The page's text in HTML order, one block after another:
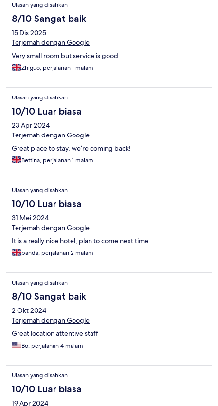
Ulasan yang disahkan
8/10 Sangat baik
15 Dis 2025
Terjemah dengan Google
Very small room but service is good
Zhiguo, perjalanan 1 malam
Ulasan yang disahkan
10/10 Luar biasa
23 Apr 2024
Terjemah dengan Google
Great place to stay, we‘re coming back!
Bettina, perjalanan 1 malam
Ulasan yang disahkan
10/10 Luar biasa
31 Mei 2024
Terjemah dengan Google
It is a really nice hotel, plan to come next time
panda, perjalanan 2 malam
Ulasan yang disahkan
8/10 Sangat baik
2 Okt 2024
Terjemah dengan Google
Great location attentive staff
Bo, perjalanan 4 malam
Ulasan yang disahkan
10/10 Luar biasa
19 Apr 2024